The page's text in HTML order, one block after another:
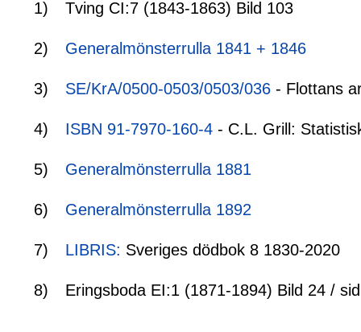
1) Tving CI:7 (1843-1863) Bild 103
2) Generalmönsterrulla 1841 + 1846
3) SE/KrA/0500-0503/0503/036 - Flottans
4) ISBN 91-7970-160-4 - C.L. Grill:
5) Generalmönsterrulla 1881
6) Generalmönsterrulla 1892
7) LIBRIS: Sveriges dödbok 8 1830-2020
8) Eringsboda EI:1 (1871-1894) Bild 24 /